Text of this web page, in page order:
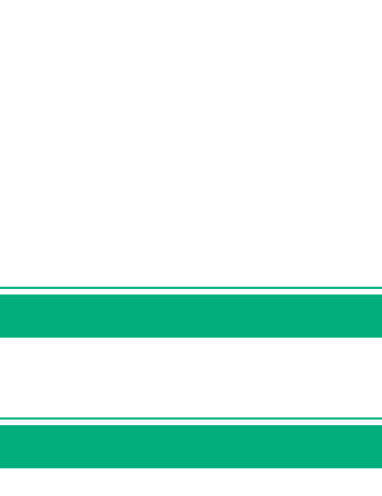
و مردم ثبت شده است؛ در بخش گالری عکس و پوستر
حواشی فیلم دایناسور، دیالوگ برتر فیلم دایناسور،
نیستیم؛ باید به‌کمک علاقمندان فیلم، سریال و تئاتر،
کامل‌تر کنیم.